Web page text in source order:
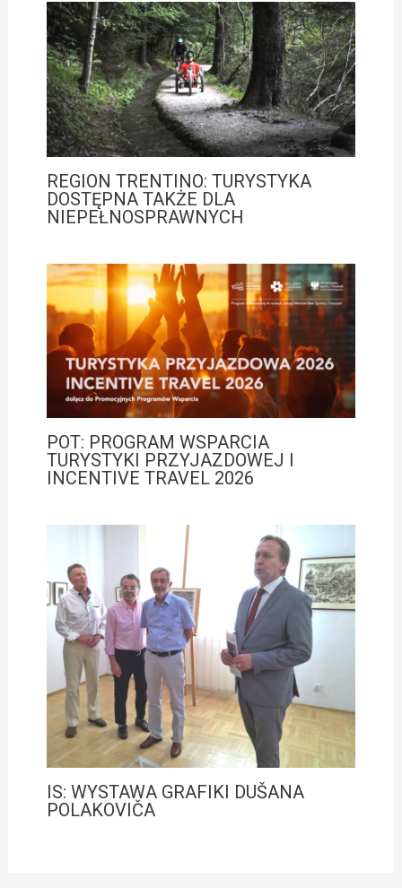
REGION TRENTINO: TURYSTYKA
DOSTĘPNA TAKŻE DLA
NIEPEŁNOSPRAWNYCH
POT: PROGRAM WSPARCIA
TURYSTYKI PRZYJAZDOWEJ I
INCENTIVE TRAVEL 2026
IS: WYSTAWA GRAFIKI DUŠANA
POLAKOVIČA